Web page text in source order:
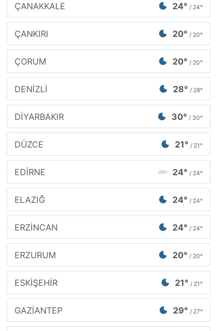
ÇANAKKALE 24° / 24°
ÇANKIRI 20° / 20°
ÇORUM 20° / 20°
DENİZLİ 28° / 28°
DİYARBAKIR 30° / 30°
DÜZCE 21° / 21°
EDİRNE 24° / 24°
ELAZIĞ 24° / 24°
ERZİNCAN 24° / 24°
ERZURUM 20° / 20°
ESKİŞEHİR 21° / 21°
GAZİANTEP 29° / 27°